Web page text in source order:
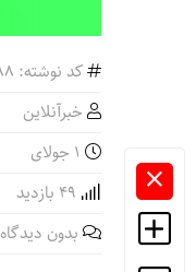
کد نوشته: 54688
خبرآنلاین
بدون دیدگاه